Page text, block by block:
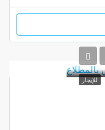
للإيجار